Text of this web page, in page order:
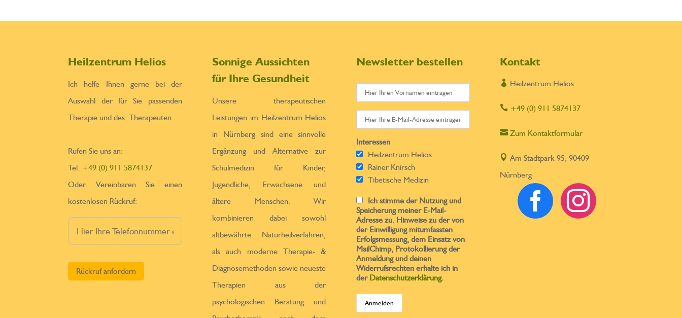
Heilzentrum Helios
Ich helfe Ihnen gerne bei der
Auswahl der für Sie passenden
Therapie und des Therapeuten.
Rufen Sie uns an:
Tel. +49 (0) 911 5874137
Oder Vereinbaren Sie einen
kostenlosen Rückruf:
Sonnige Aussichten
für Ihre Gesundheit
Unsere therapeutischen
Leistungen im Heilzentrum Helios
in Nürnberg sind eine sinnvolle
Ergänzung und Alternative zur
Schulmedizin für Kinder,
Jugendliche, Erwachsene und
ältere Menschen. Wir
kombinieren dabei sowohl
altbewährte Naturheilverfahren,
als auch moderne Therapie- &
Diagnosemethoden sowie neueste
Therapien aus der
psychologischen Beratung und
Newsletter bestellen
Interessen
Heilzentrum Helios
Rainer Knirsch
Tibetische Medizin
Ich stimme der Nutzung und
Speicherung meiner E-Mail-
Adresse zu. Hinweise zu der von
der Einwilligung mitumfassten
Erfolgsmessung, dem Einsatz von
MailChimp, Protokollierung der
Anmeldung und deinen
Widerrufsrechten erhalte ich in
der Datenschutzerklärung.
Kontakt
 Heilzentrum Helios
 +49 (0) 911 5874137
 Zum Kontaktformular
 Am Stadtpark 95, 90409
Nürnberg
 